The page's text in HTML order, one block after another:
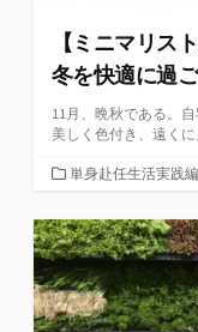
【ミニマリス
冬を快適に過
11月、晩秋である。
美しく色付き、遠く
カ
ゴ
リ
ー
単身赴任生活実践編